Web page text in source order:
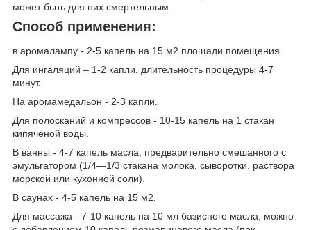
может быть для них смертельным.
Способ применения:
в аромалампу - 2-5 капель на 15 м2 площади помещения.
Для ингаляций – 1-2 капли, длительность процедуры 4-7
минут.
На аромамедальон - 2-3 капли.
Для полосканий и компрессов - 10-15 капель на 1 стакан
кипяченой воды.
В ванны - 4-7 капель масла, предварительно смешанного с
эмульгатором (1/4—1/3 стакана молока, сыворотки, раствора
морской или кухонной соли).
В саунах - 4-5 капель на 15 м2.
Для массажа - 7-10 капель на 10 мл базисного масла, можно